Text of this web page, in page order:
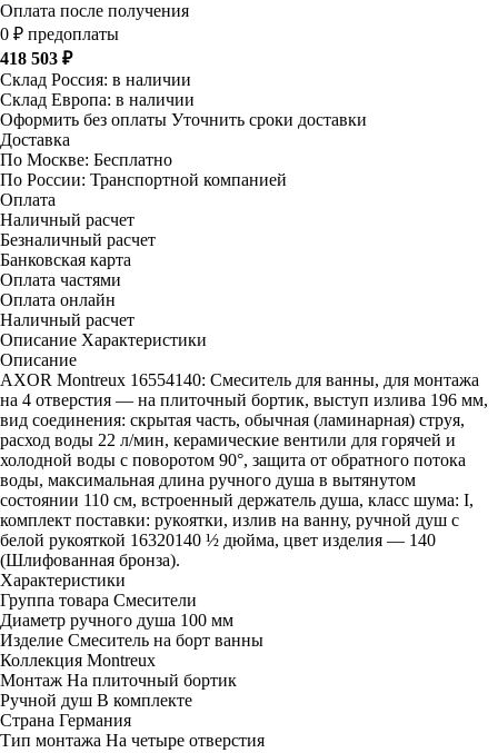
Оплата после получения
0 ₽ предоплаты
418 503 ₽
Склад Россия: в наличии
Склад Европа: в наличии
Оформить без оплаты Уточнить сроки доставки
Доставка
По Москве: Бесплатно
По России: Транспортной компанией
Оплата
Наличный расчет
Безналичный расчет
Банковская карта
Оплата частями
Оплата онлайн
Наличный расчет
Описание Характеристики
Описание
AXOR Montreux 16554140: Смеситель для ванны, для монтажа
на 4 отверстия — на плиточный бортик, выступ излива 196 мм,
вид соединения: скрытая часть, обычная (ламинарная) струя,
расход воды 22 л/мин, керамические вентили для горячей и
холодной воды с поворотом 90°, защита от обратного потока
воды, максимальная длина ручного душа в вытянутом
состоянии 110 см, встроенный держатель душа, класс шума: I,
комплект поставки: рукоятки, излив на ванну, ручной душ с
белой рукояткой 16320140 ½ дюйма, цвет изделия — 140
(Шлифованная бронза).
Характеристики
Группа товара Смесители
Диаметр ручного душа 100 мм
Изделие Смеситель на борт ванны
Коллекция Montreux
Монтаж На плиточный бортик
Ручной душ В комплекте
Страна Германия
Тип монтажа На четыре отверстия